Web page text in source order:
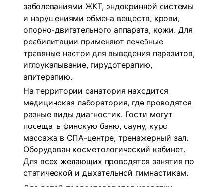
заболеваниями ЖКТ, эндокринной системы
и нарушениями обмена веществ, крови,
опорно-двигательного аппарата, кожи. Для
реабилитации применяют лечебные
травяные настои для выведения паразитов,
иглоукалывание, гирудотерапию,
апитерапию.
На территории санатория находится
медицинская лаборатория, где проводятся
разные виды диагностик. Гости могут
посещать финскую баню, сауну, курс
массажа в СПА-центре, тренажерный зал.
Оборудован косметологический кабинет.
Для всех желающих проводятся занятия по
статической и дыхательной гимнастикам.